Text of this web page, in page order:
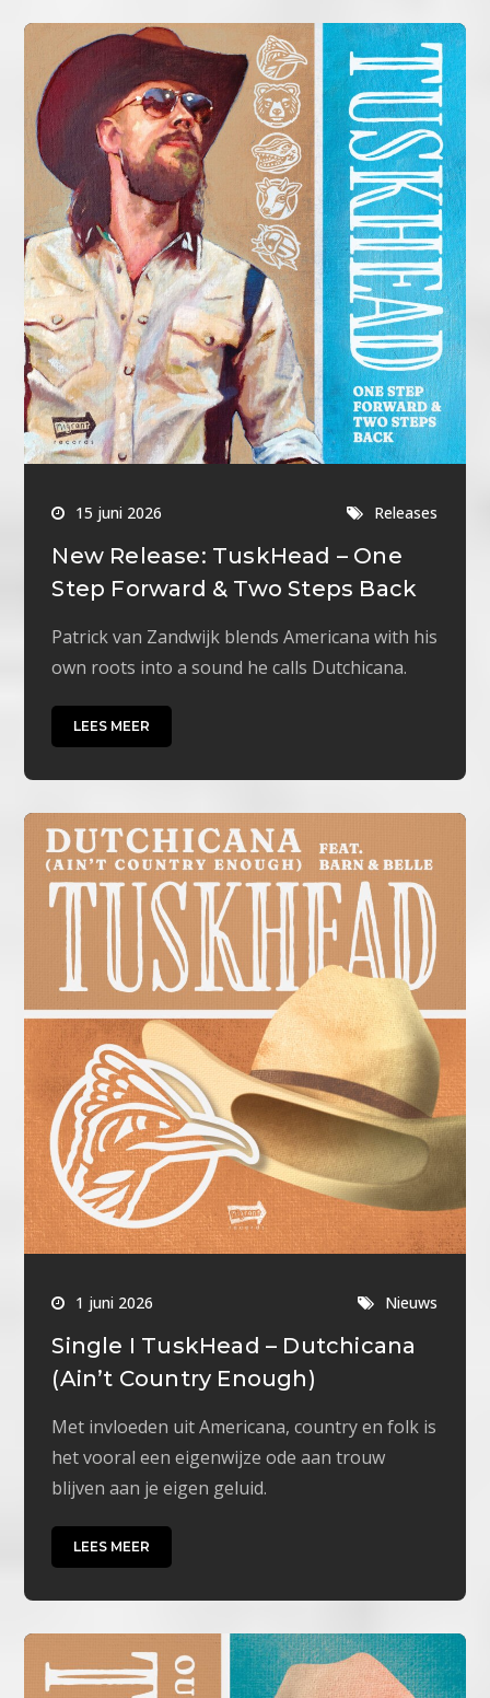
15 juni 2026 Releases
New Release: TuskHead – One
Step Forward & Two Steps Back
Patrick van Zandwijk blends Americana with his
own roots into a sound he calls Dutchicana.
LEES MEER
1 juni 2026 Nieuws
Single I TuskHead – Dutchicana
(Ain’t Country Enough)
Met invloeden uit Americana, country en folk is
het vooral een eigenwijze ode aan trouw
blijven aan je eigen geluid.
LEES MEER